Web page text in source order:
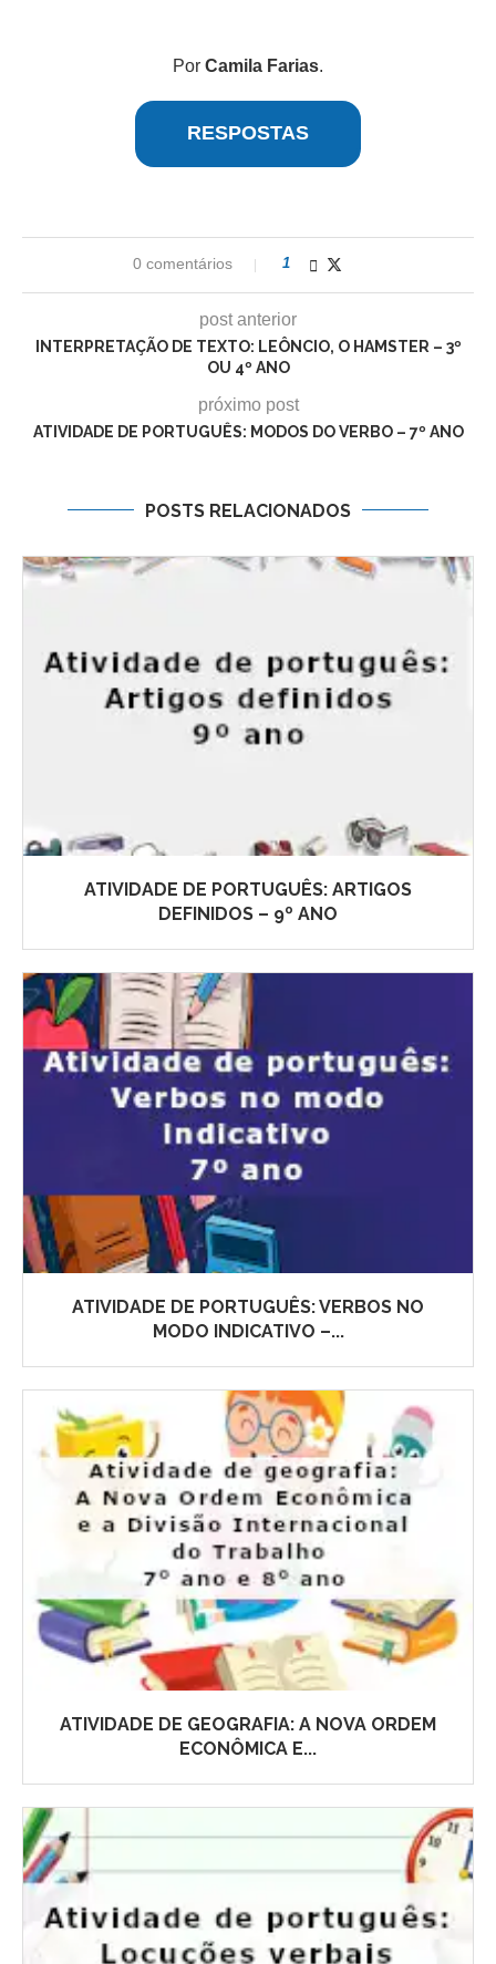
Por Camila Farias.
RESPOSTAS
0 comentários 1
post anterior
INTERPRETAÇÃO DE TEXTO: LEÔNCIO, O HAMSTER – 3º
OU 4º ANO
próximo post
ATIVIDADE DE PORTUGUÊS: MODOS DO VERBO – 7º ANO
POSTS RELACIONADOS
ATIVIDADE DE PORTUGUÊS: ARTIGOS
DEFINIDOS – 9º ANO
ATIVIDADE DE PORTUGUÊS: VERBOS NO
MODO INDICATIVO –...
ATIVIDADE DE GEOGRAFIA: A NOVA ORDEM
ECONÔMICA E...